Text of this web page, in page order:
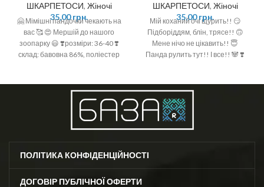
ШКАРПЕТОСИ, Жіночі
35,00грн.
🤗 Мімішні пандочки чекають на
вас 🥰 😍 Мершій до нашого
зоопарку 😃 ❣️розміри: 36-40 ❣️
склад: бавовна 86%, поліестер
ШКАРПЕТОСИ, Жіночі
35,00грн.
Мій коханий очі щурить!! 😏
Підборіддям, блін, трясе!! 🙃
Мене нічо не цікавить!! 😇
Панда рулить тут!! І все!! 🐼 ❣️
ПОЛІТИКА КОНФІДЕНЦІЙНОСТІ
ДОГОВІР ПУБЛІЧНОЇ ОФЕРТИ